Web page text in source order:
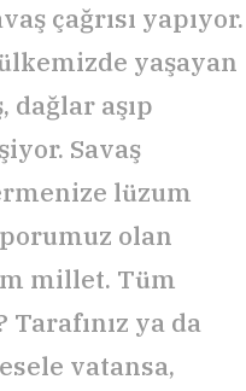
çağrısı yapıyor.
yaşayan
aşıp
Savaş
lüzum
olan
millet. Tüm
ya da
vatansa,